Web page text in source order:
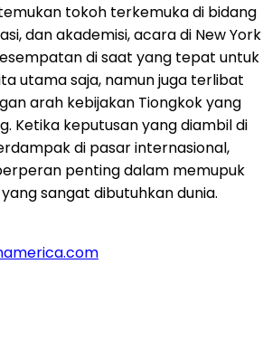
tokoh terkemuka di bidang
dan akademisi, acara di New York
di saat yang tepat untuk
utama saja, namun juga terlibat
arah kebijakan Tiongkok yang
Ketika keputusan yang diambil di
di pasar internasional,
penting dalam memupuk
sangat dibutuhkan dunia.